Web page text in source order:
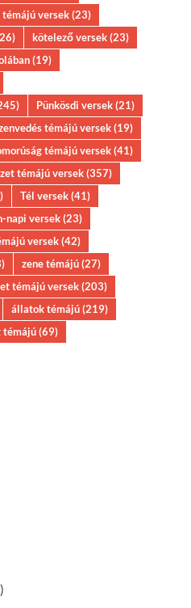
témájú versek(23)
kötelező versek(23)
(19)
Pünkösdi versek(21)
témájú versek(19)
témájú versek(41)
témájú versek(357)
Tél versek(41)
napi versek(23)
versek(42)
zene témájú(27)
témájú versek(203)
állatok témájú(219)
témájú(69)